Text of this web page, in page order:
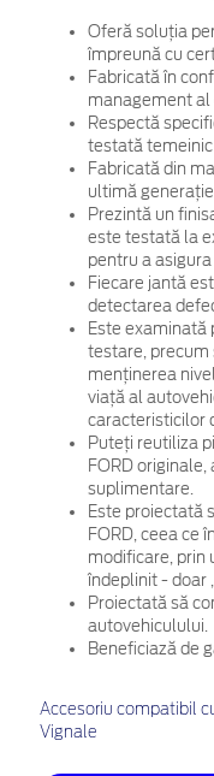
Oferă soluția
împreună cu
Fabricată în
management al
Respectă
testată
Fabricată din
ultimă generație.
Prezintă un
este testată la
pentru a
Fiecare jantă
detectarea
Este examinată
testare, precum
menținerea
viață al
caracteristicilor
Puteți reutiliza
FORD
suplimentare.
Este proiectată
FORD, ceea ce
modificare, prin
îndeplinit - doar
Proiectată să
autovehiculului.
Beneficiază de
Accesoriu compatibil
Vignale